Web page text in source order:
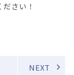
さい！
NEXT